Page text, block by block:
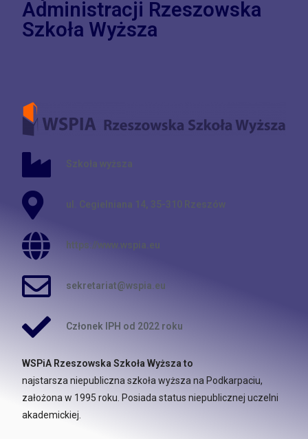
Administracji Rzeszowska
Szkoła Wyższa
Szkoła wyższa
ul. Cegielniana 14, 35-310 Rzeszów
https://www.wspia.eu
sekretariat@wspia.eu
Członek IPH od 2022 roku
WSPiA Rzeszowska Szkoła Wyższa to
najstarsza niepubliczna szkoła wyższa na Podkarpaciu,
założona w 1995 roku. Posiada status niepublicznej uczelni
akademickiej.